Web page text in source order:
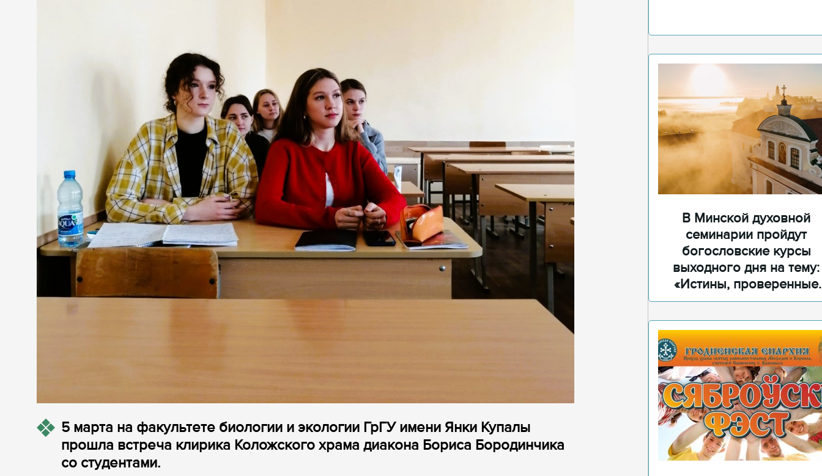
5 марта на факультете биологии и экологии ГрГУ имени Янки Купалы
прошла встреча клирика Коложского храма диакона Бориса Бородинчика
со студентами.
В Минской духовной
семинарии пройдут
богословские курсы
выходного дня на тему:
«Истины, проверенные
временем»